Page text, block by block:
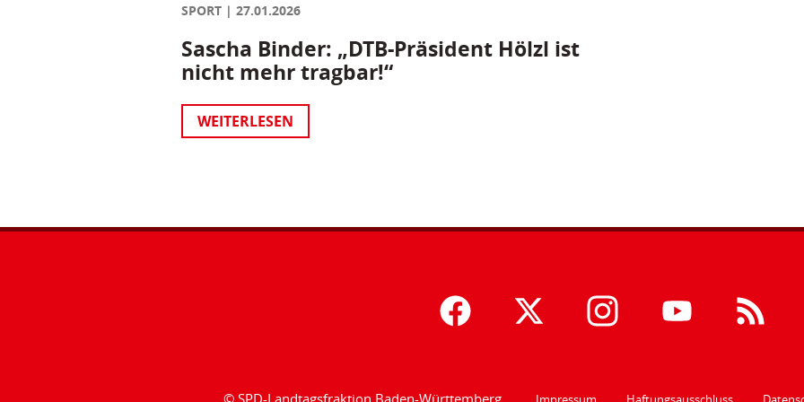
SPORT 27.01.2026
Sascha Binder: „DTB-Präsident Hölzl ist
nicht mehr tragbar!“
WEITERLESEN
© SPD-Landtagsfraktion Baden-Württemberg